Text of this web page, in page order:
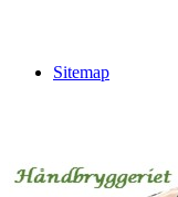
Sitemap